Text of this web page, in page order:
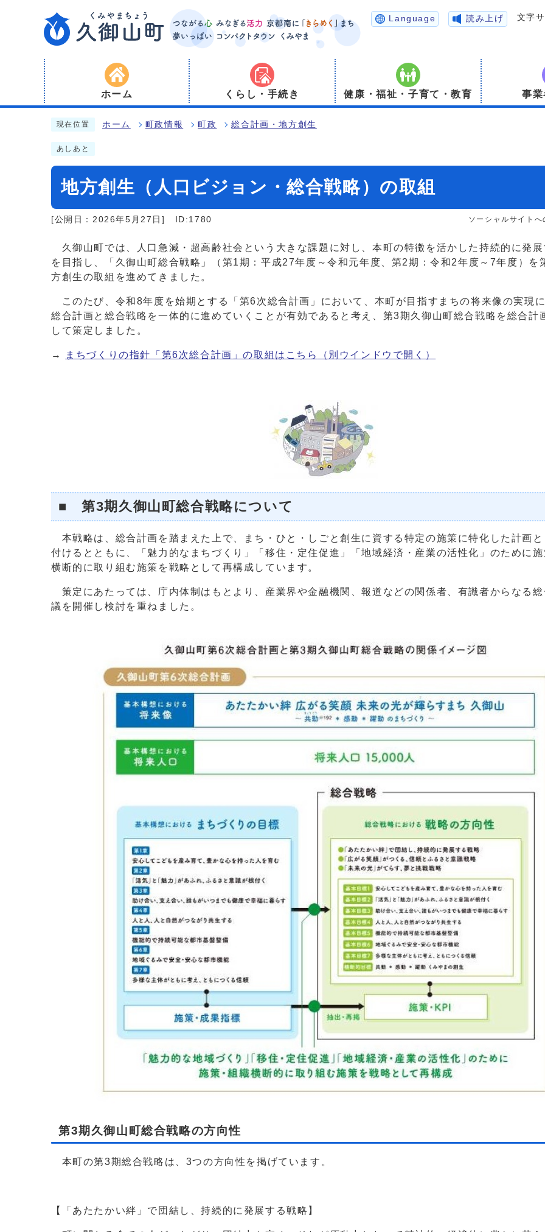
Language 読み上げ 文字
ホーム くらし・手続き 健康・福祉・子育て・教育 事
現在位置 ホーム 町政情報 町政 総合計画・地方創生
あしあと
地方創生（人口ビジョン・総合戦略）の取組
[公開日：2026年5月27日] ID:1780 ソーシャルサイト
久御山町では、人口急減・超高齢社会という大きな課題に対し、本町の特徴を活かした持続的に発
を目指し、「久御山町総合戦略」（第1期：平成27年度～令和元年度、第2期：令和2年度～7年度）を
方創生の取組を進めてきました。
このたび、令和8年度を始期とする「第6次総合計画」において、本町が目指すまちの将来像の実現
総合計画と総合戦略を一体的に進めていくことが有効であると考え、第3期久御山町総合戦略を総合計
して策定しました。
→ まちづくりの指針「第6次総合計画」の取組はこちら （別ウインドウで開く）
■ 第3期久御山町総合戦略について
本戦略は、総合計画を踏まえた上で、まち・ひと・しごと創生に資する特定の施策に特化した計画
付けるとともに、「魅力的なまちづくり」「移住・定住促進」「地域経済・産業の活性化」のために
横断的に取り組む施策を戦略として再構成しています。
策定にあたっては、庁内体制はもとより、産業界や金融機関、報道などの関係者、有識者からなる
議を開催し検討を重ねました。
第3期久御山町総合戦略の方向性
本町の第3期総合戦略は、3つの方向性を掲げています。
【「あたたかい絆」で団結し、持続的に発展する戦略】